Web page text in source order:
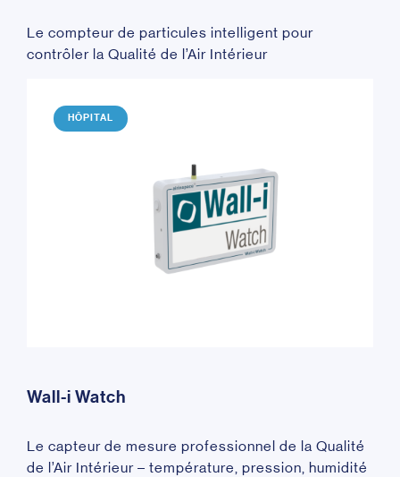
Le compteur de particules intelligent pour
contrôler la Qualité de l’Air Intérieur
HÔPITAL
Wall-i Watch
Le capteur de mesure professionnel de la Qualité
de l’Air Intérieur – température, pression, humidité